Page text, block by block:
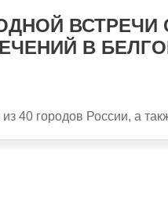
ВСТРЕЧИ
В
40 городов России, а